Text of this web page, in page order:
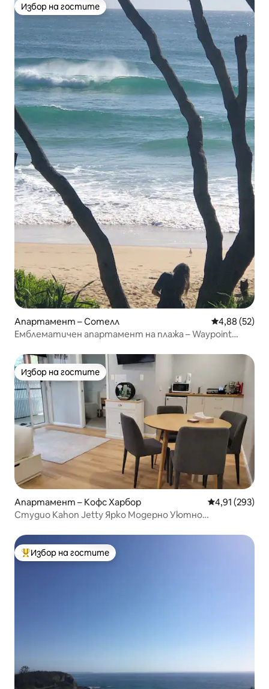
Избор на гостите
Избор на гостите
Апартамент – Сотелл Средна
4,88 (52)
Емблематичен апартамент на плажа – Waypoint
Избор на гостите
Избор на гостите
Апартамент – Кофс Харбор Средна
4,91 (293)
Студио Kahon Jetty Ярко Модерно Уютно
Най-популярен избор на гостите
Избор на гостите